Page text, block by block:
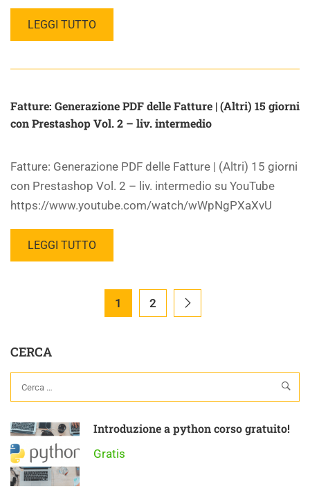
LEGGI TUTTO
Fatture: Generazione PDF delle Fatture | (Altri) 15 giorni
con Prestashop Vol. 2 – liv. intermedio
Fatture: Generazione PDF delle Fatture | (Altri) 15 giorni
con Prestashop Vol. 2 – liv. intermedio su YouTube
https://www.youtube.com/watch/wWpNgPXaXvU
LEGGI TUTTO
1 2
CERCA
Introduzione a python corso gratuito!
Gratis